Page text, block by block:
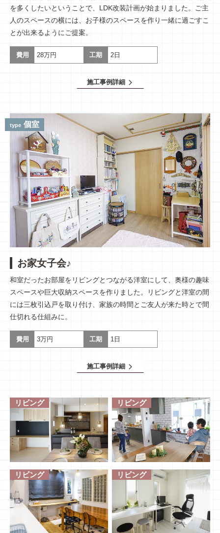
を多くしたいということで、LDK改装計画が始まりました。ご主
人のスペースの横には、お子様のスペースを作り一緒に過ごすこ
とが出来るようにご提案。
費用 28万円 工期 2日
施工事例詳細 arrow_forward_ios
type 個室
お家女子会♪
和室だったお部屋をリビングとつながる洋室にして、奥様の趣味
スペースや巨大収納スペースを作りました。リビングと洋室の間
には三枚引込戸を取り付け、家族の時間とご友人が来た時とで間
仕切れる仕組みに。
費用 3万円 工期 1日
施工事例詳細 arrow_forward_ios
リビング リビング
リビング リビング